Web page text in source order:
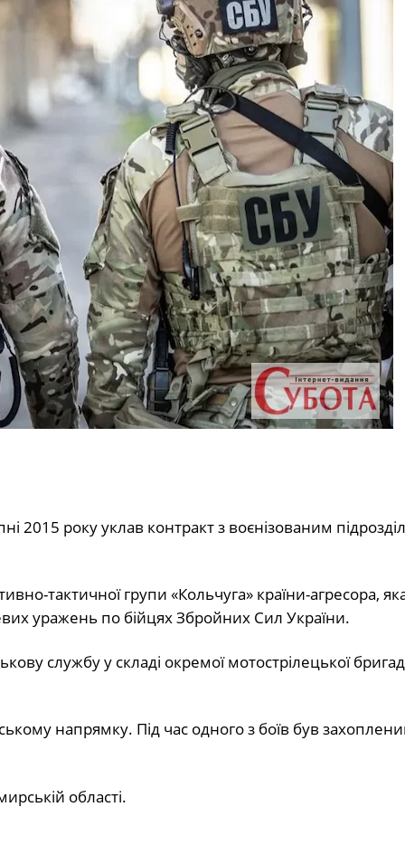
2015 року уклав контракт з воєнізованим
тактичної групи «Кольчуга» країни-агресора,
уражень по бійцях Збройних Сил України.
службу у складі окремої мотострілецької
напрямку. Під час одного з боїв був
області.